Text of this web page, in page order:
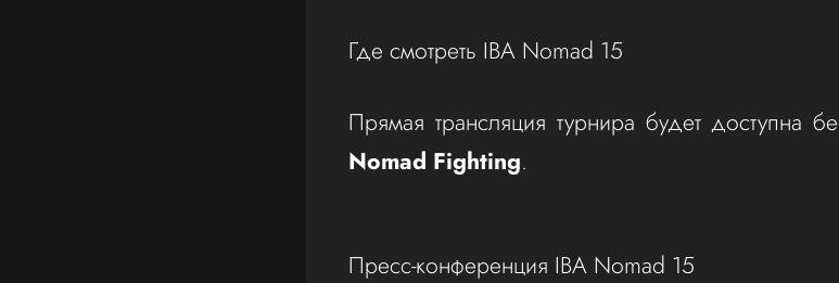
Где смотреть IBA Nomad 15
Прямая трансляция турнира будет доступна
Nomad Fighting.
Пресс-конференция IBA Nomad 15